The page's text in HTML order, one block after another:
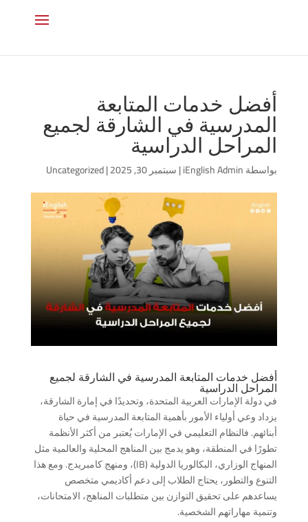
أفضل خدمات المتابعة
المدرسية في الشارقة لجميع
المراحل الدراسية
بواسطةiEnglish Admin
|سبتمبر 30, 2025 |
Uncategorized
أفضل خدمات المتابعة المدرسية في الشارقة لجميع
المراحل الدراسية
في دولة الإمارات العربية المتحدة، وتحديدًا في إمارة الشارقة،
يزداد وعي أولياء الأمور بأهمية المتابعة المدرسية في حياة
أبنائهم. فالنظام التعليمي في الإمارات يُعتبر من أكثر الأنظمة
تطورًا في المنطقة، وهو يدمج بين المناهج المحلية والعالمية مثل
المنهاج الوزاري، البكالوريا الدولية (IB)، ومنهج كامبريدج. ومع هذا
التنوع والتطور، يحتاج الطلاب إلى دعم أكاديمي متخصص
يساعدهم على تحقيق التوازن بين متطلبات المناهج، الامتحانات،
وتنمية مهاراتهم الشخصية.